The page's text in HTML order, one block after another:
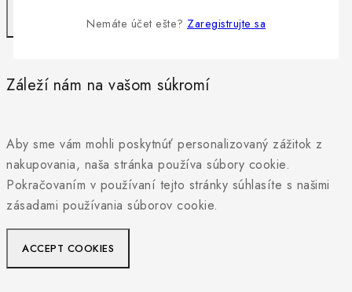
Záleží nám na vašom súkromí
Aby sme vám mohli poskytnúť personalizovaný zážitok z
nakupovania, naša stránka používa súbory cookie.
Pokračovaním v používaní tejto stránky súhlasíte s našimi
zásadami používania súborov cookie.
ACCEPT COOKIES
Nemáte účet ešte? Zaregistrujte sa